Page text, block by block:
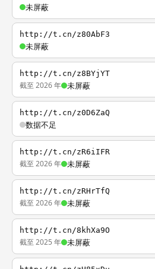
未屏蔽
http://t.cn/z80AbF3
未屏蔽
http://t.cn/z8BYjYT
截至 2026 年 未屏蔽
http://t.cn/z0D6ZaQ
数据不足
http://t.cn/zR6iIFR
截至 2026 年 未屏蔽
http://t.cn/zRHrTfQ
截至 2026 年 未屏蔽
http://t.cn/8khXa9O
截至 2025 年 未屏蔽